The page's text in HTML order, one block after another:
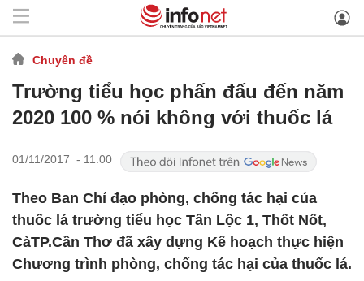
Chuyên đề
Trường tiểu học phấn đấu đến năm
2020 100 % nói không với thuốc lá
01/11/2017 - 11:00
Theo Ban Chỉ đạo phòng, chống tác hại của
thuốc lá trường tiểu học Tân Lộc 1, Thốt Nốt,
CàTP.Cần Thơ đã xây dựng Kế hoạch thực hiện
Chương trình phòng, chống tác hại của thuốc lá.